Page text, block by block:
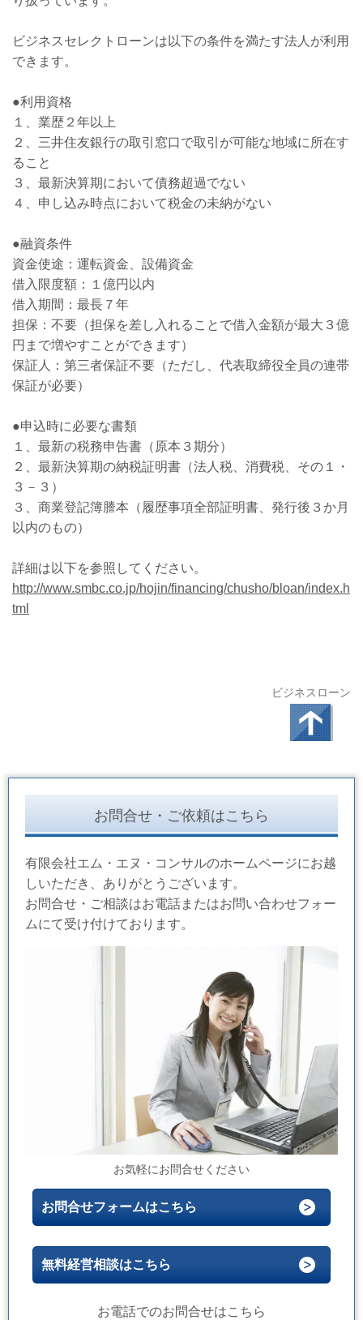
ビジネスセレクトローンは以下の条件を満たす法人が利用
できます。
●利用資格
１、業歴２年以上
２、三井住友銀行の取引窓口で取引が可能な地域に所在す
ること
３、最新決算期において債務超過でない
４、申し込み時点において税金の未納がない
●融資条件
資金使途：運転資金、設備資金
借入限度額：１億円以内
借入期間：最長７年
担保：不要（担保を差し入れることで借入金額が最大３億
円まで増やすことができます）
保証人：第三者保証不要（ただし、代表取締役全員の連帯
保証が必要）
●申込時に必要な書類
１、最新の税務申告書（原本３期分）
２、最新決算期の納税証明書（法人税、消費税、その１・
３－３）
３、商業登記簿謄本（履歴事項全部証明書、発行後３か月
以内のもの）
詳細は以下を参照してください。
http://www.smbc.co.jp/hojin/financing/chusho/bloan/index.h
tml
ビジネスローン
お問合せ・ご依頼はこちら
有限会社エム・エヌ・コンサルのホームページにお越
しいただき、ありがとうございます。
お問合せ・ご相談はお電話またはお問い合わせフォー
ムにて受け付けております。
お気軽にお問合せください
お問合せフォームはこちら
無料経営相談はこちら
お電話でのお問合せはこちら